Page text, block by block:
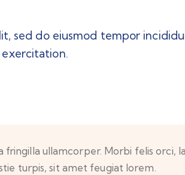
sed do eiusmod tempor
ullamcorper. Morbi felis orci,
turpis, sit amet feugiat lorem.